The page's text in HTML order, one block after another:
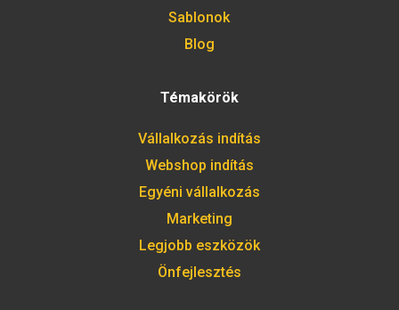
Sablonok
Blog
Témakörök
Vállalkozás indítás
Webshop indítás
Egyéni vállalkozás
Marketing
Legjobb eszközök
Önfejlesztés